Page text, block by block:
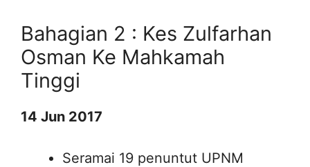
Bahagian 2 : Kes Zulfarhan
Osman Ke Mahkamah
Tinggi
14 Jun 2017
Seramai 19 penuntut UPNM